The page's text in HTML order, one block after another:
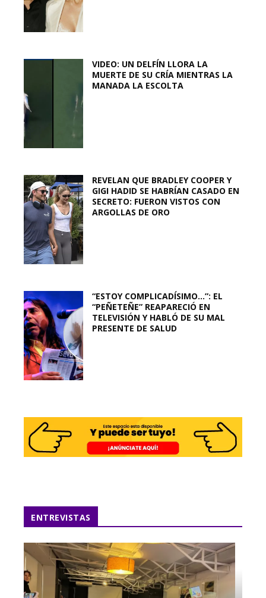
VIDEO: UN DELFÍN LLORA LA
MUERTE DE SU CRÍA MIENTRAS LA
MANADA LA ESCOLTA
REVELAN QUE BRADLEY COOPER Y
GIGI HADID SE HABRÍAN CASADO EN
SECRETO: FUERON VISTOS CON
ARGOLLAS DE ORO
“ESTOY COMPLICADÍSIMO…”: EL
“PEÑETEÑE” REAPARECIÓ EN
TELEVISIÓN Y HABLÓ DE SU MAL
PRESENTE DE SALUD
ENTREVISTAS